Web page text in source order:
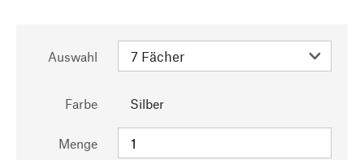
Auswahl
Farbe Silber
Menge